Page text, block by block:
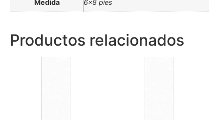
Medida 6×8 pies
Productos relacionados